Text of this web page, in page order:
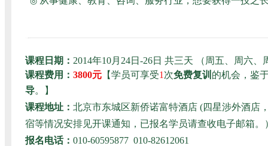
课程日期： 2014年10月24日-26日 共三天 （周五、周六
课程费用： 3800元 【学员可享受1 次免费复训 的机会，鉴
导。】
课程地址： 北京市东城区新侨诺富特酒店 (四星涉外酒店
宿等情况安排见开课通知，已报名学员请查收电子邮箱。
报名电话： 010-60595877 010-82612061